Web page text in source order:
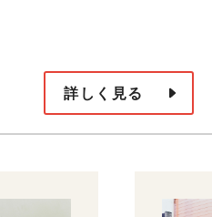
詳しく見る